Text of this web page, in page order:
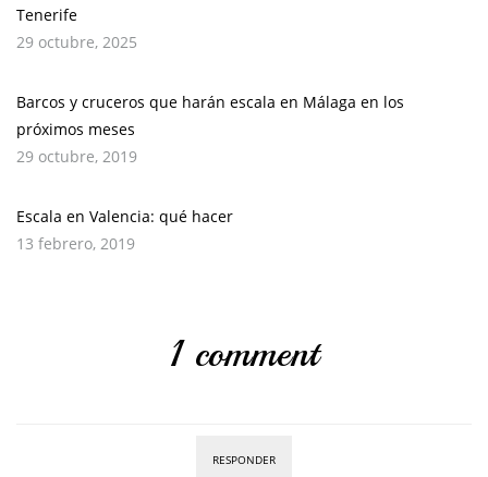
Tenerife
29 octubre, 2025
Barcos y cruceros que harán escala en Málaga en los
próximos meses
29 octubre, 2019
Escala en Valencia: qué hacer
13 febrero, 2019
1 comment
RESPONDER